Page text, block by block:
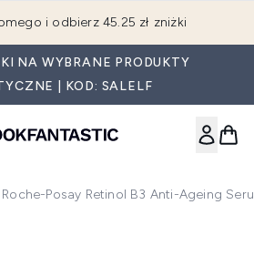
i odbierz 45.25 zł zniżki
NA WYBRANE PRODUKTY
| KOD: SALELF
Roche-Posay Retinol B3 Anti-Ageing